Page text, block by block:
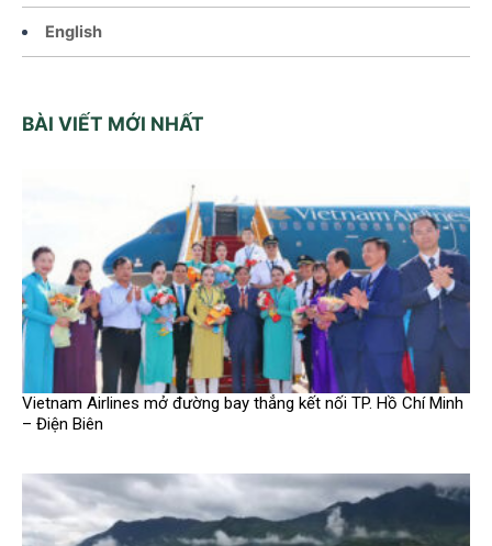
English
BÀI VIẾT MỚI NHẤT
Vietnam Airlines mở đường bay thẳng kết nối TP. Hồ Chí Minh
– Điện Biên